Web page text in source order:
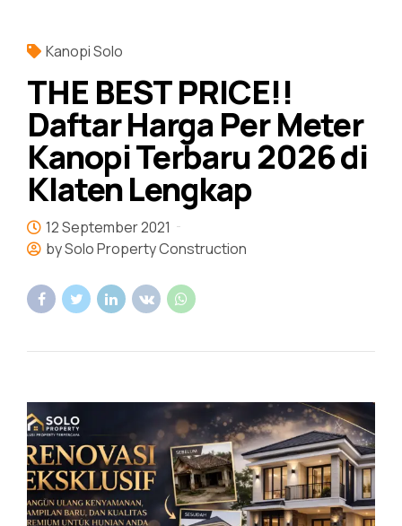
Kanopi Solo
THE BEST PRICE!!
Daftar Harga Per Meter
Kanopi Terbaru 2026 di
Klaten Lengkap
12 September 2021
by Solo Property Construction